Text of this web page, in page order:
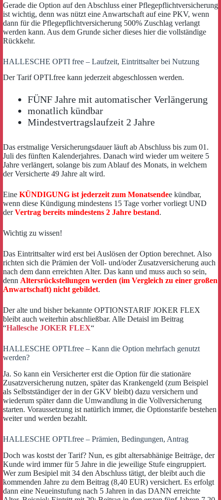
Gerade die Option auf den Abschluss einer Pflegepflichtversicherung
ist wichtig, denn was nützt eine Anwartschaft auf eine PKV, wenn
dann für die Pflegepflichtversicherung 500% Zuschlag verlangt
werden kann. Aus dem Grunde sicher dieses hier die vollständige
Rückkehr.
HALLESCHE OPTI free – Laufzeit, Eintrittsalter bei Nutzung
Der Tarif OPTI.free kann jederzeit abgeschlossen werden.
FÜNF Jahre mit automatischer Verlängerung
monatlich kündbar
Mindestvertragslaufzeit 2 Jahre
Das erstmalige Versicherungsdauer läuft ab Abschluss bis zum 01.
Juli des fünften Kalenderjahres. Danach wird wieder um weitere 5
Jahre verlängert, solange bis zum Ablauf des Monats, in welchem
der Versicherte 49 Jahre alt wird.
Eine KÜNDIGUNG ist jederzeit zum Monatsendee kündbar,
wenn diese Kündigung mindestens 15 Tage vorher vorliegt UND
derVertrag bereits mindestens 2 Jahre bestand.
Wichtig zu wissen!
Das Eintrittsalter wird erst bei Auslösen der Option berechnet. Also
richten sich die Prämien der Voll- und/oder Zusatzversicherung auch
nach dem dann erreichten Alter. Das kann und muss auch so sein,
denn Altersrückstellungen werden (im Vergleich zu einer großen
Anwartschaft) nicht gebildet.
Der alte und bisher bekannte OPTIONSTARIF JOKER FLEX
bleibt auch weiterhin abschließbar. Alle Detaisl im Beitrag
“Hallesche JOKER FLEX“
HALLESCHE OPTI.free – Kann die Option mehrfach genutzt
werden?
Ja. So kann ein Versicherter erst die Option für die stationäre
Zusatzversicherung nutzen, später das Krankengeld (zum Beispiel
als Selbstständiger der in der GKV bleibt) dazu versichern und
wiederum später dann die Umwandlung in die Vollversicherung
starten. Voraussetzung ist natürlich immer, die Optionstarife bestehen
weiter und werden bezahlt.
HALLESCHE OPTI.free – Prämien, Bedingungen, Antrag
Doch was kostst der Tarif? Nun, es gibt altersabhänige Beiträge, der
Kunde wird immer für 5 Jahre in die jeweilige Stufe eingruppiert.
Wer zum Besipiel mit 34 den Abschluss tätigt, der bleibt auch die
kommenden Jahre zu dem Beitrag (8,40 EUR) versichert. Es erfolgt
dann eine Neueinstufung nach 5 Jahren in das DANN erreichte